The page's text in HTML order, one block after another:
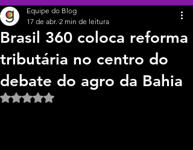
Brasil 360 coloca reforma
tributária no centro do
debate do agro da Bahia
Equipe do Blog
17 de abr. 2 min de leitura
Avaliado com NaN de 5 estrelas.